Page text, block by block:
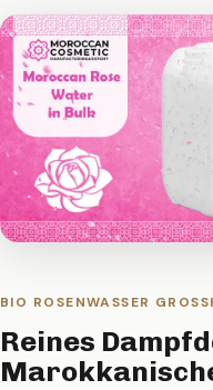
BIO ROSENWASSER
Reines